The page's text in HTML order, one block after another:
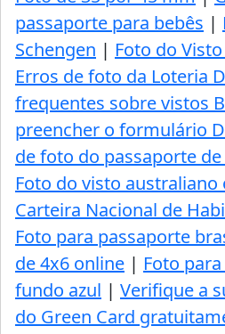
passaporte para bebês |
Schengen | Foto do
Erros de foto da Loteria
frequentes sobre vistos
preencher o formulário
de foto do passaporte
Foto do visto australiano
Carteira Nacional de
Foto para passaporte
de 4x6 online | Foto
fundo azul | Verifique a
do Green Card